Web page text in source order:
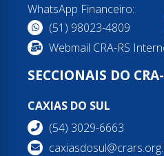
WhatsApp Financeiro:
(51) 98023-4809
Webmail CRA-RS
SECCIONAIS DO
CAXIAS DO SUL
(54) 3029-6663